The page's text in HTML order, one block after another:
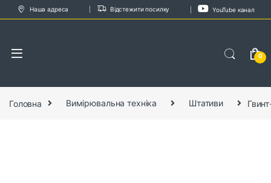
Skip to navigation
Skip to content
Наша адреса Відстежити посилку YouTube канал
0
Головна Вимірювальна техніка Штативи